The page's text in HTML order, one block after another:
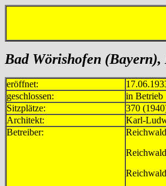
Bad Wörishofen
eröffnet:
geschlossen:
in Betrieb
Sitzplätze:
370
Architekt:
Karl-
Betreiber: